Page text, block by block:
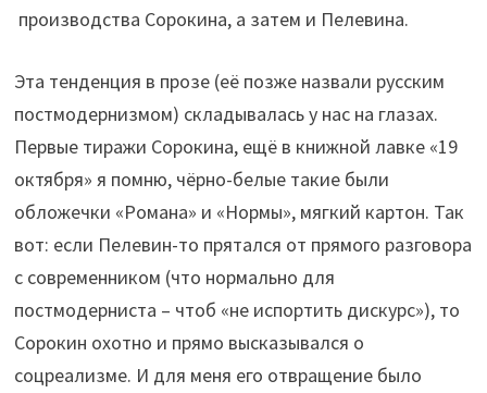
производства Сорокина, а затем и Пелевина.
Эта тенденция в прозе (её позже назвали русским
постмодернизмом) складывалась у нас на глазах.
Первые тиражи Сорокина, ещё в книжной лавке «19
октября» я помню, чёрно-белые такие были
обложечки «Романа» и «Нормы», мягкий картон. Так
вот: если Пелевин-то прятался от прямого разговора
с современником (что нормально для
постмодерниста – чтоб «не испортить дискурс»), то
Сорокин охотно и прямо высказывался о
соцреализме. И для меня его отвращение было